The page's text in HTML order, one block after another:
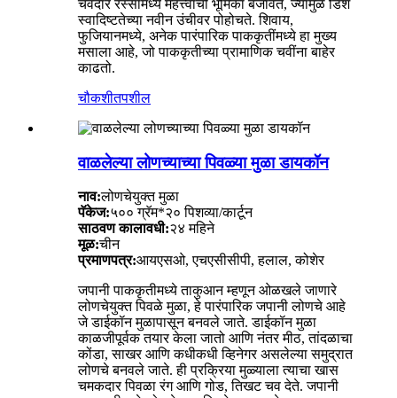
चवदार रस्सामध्ये महत्त्वाची भूमिका बजावते, ज्यामुळे डिश
स्वादिष्टतेच्या नवीन उंचीवर पोहोचते. शिवाय,
फुजियानमध्ये, अनेक पारंपारिक पाककृतींमध्ये हा मुख्य
मसाला आहे, जो पाककृतीच्या प्रामाणिक चवींना बाहेर
काढतो.
चौकशीतपशील
वाळलेल्या लोणच्याच्या पिवळ्या मुळा डायकॉन
नाव:लोणचेयुक्त मुळा
पॅकेज:५०० ग्रॅम*२० पिशव्या/कार्टून
साठवण कालावधी:२४ महिने
मूळ:चीन
प्रमाणपत्र:आयएसओ, एचएसीसीपी, हलाल, कोशेर
जपानी पाककृतीमध्ये ताकुआन म्हणून ओळखले जाणारे
लोणचेयुक्त पिवळे मुळा, हे पारंपारिक जपानी लोणचे आहे
जे डाईकॉन मुळापासून बनवले जाते. डाईकॉन मुळा
काळजीपूर्वक तयार केला जातो आणि नंतर मीठ, तांदळाचा
कोंडा, साखर आणि कधीकधी व्हिनेगर असलेल्या समुद्रात
लोणचे बनवले जाते. ही प्रक्रिया मुळ्याला त्याचा खास
चमकदार पिवळा रंग आणि गोड, तिखट चव देते. जपानी